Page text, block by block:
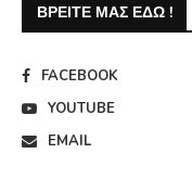
ΒΡΕΊΤΕ ΜΑΣ ΕΔΏ !
FACEBOOK
YOUTUBE
EMAIL